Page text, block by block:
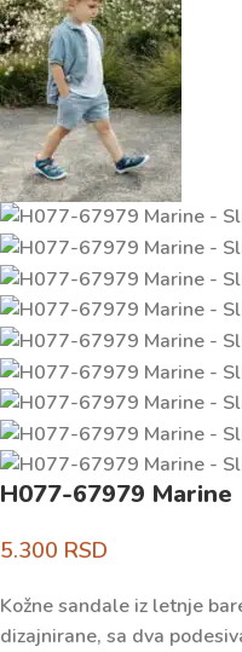
H077-67979 Marine
5.300 RSD
Kožne sandale iz letnje
dizajnirane, sa dva